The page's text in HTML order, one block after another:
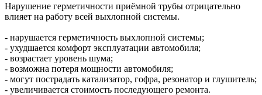
Нарушение герметичности приёмной трубы отрицательно
влияет на работу всей выхлопной системы.
- нарушается герметичность выхлопной системы;
- ухудшается комфорт эксплуатации автомобиля;
- возрастает уровень шума;
- возможна потеря мощности автомобиля;
- могут пострадать катализатор, гофра, резонатор и глушитель;
- увеличивается стоимость последующего ремонта.